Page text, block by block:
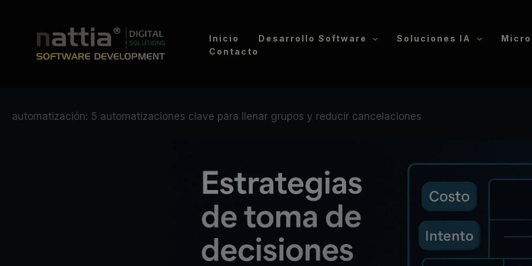
Inicio Desarrollo Software Soluciones IA
Contacto
automatización: 5 automatizaciones clave para llenar grupos y reducir cancelaciones